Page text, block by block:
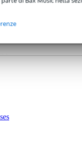
specified
kg
300/500, Yamaha